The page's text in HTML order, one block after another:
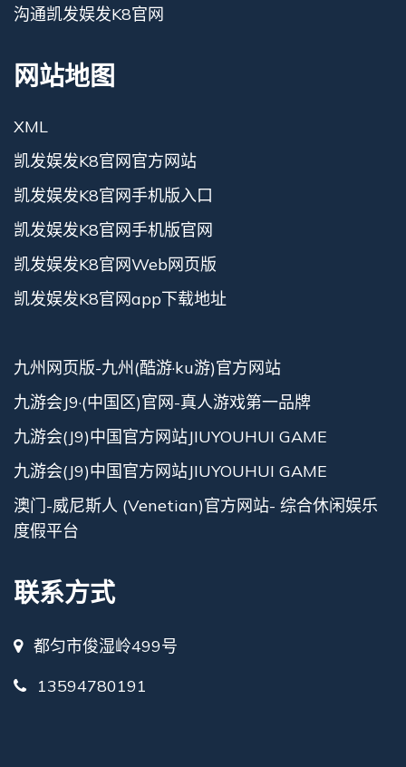
沟通凯发娱发K8官网
网站地图
XML
凯发娱发K8官网官方网站
凯发娱发K8官网手机版入口
凯发娱发K8官网手机版官网
凯发娱发K8官网Web网页版
凯发娱发K8官网app下载地址
九州网页版-九州(酷游·ku游)官方网站
九游会J9·(中国区)官网-真人游戏第一品牌
九游会(J9)中国官方网站JIUYOUHUI GAME
九游会(J9)中国官方网站JIUYOUHUI GAME
澳门-威尼斯人 (Venetian)官方网站- 综合休闲娱乐
度假平台
联系方式
都匀市俊湿岭499号
13594780191